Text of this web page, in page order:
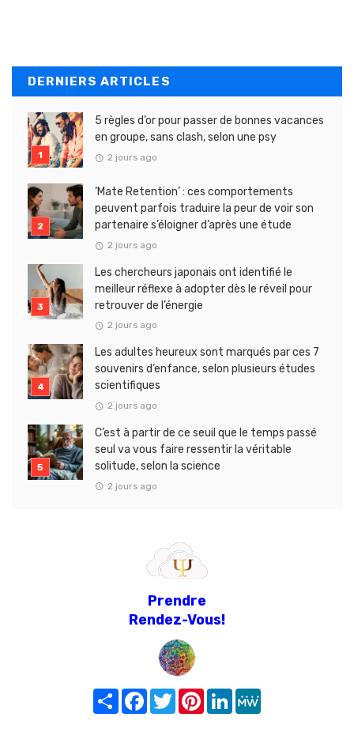
DERNIERS ARTICLES
5 règles d’or pour passer de bonnes vacances
en groupe, sans clash, selon une psy
2 jours ago
‘Mate Retention’ : ces comportements
peuvent parfois traduire la peur de voir son
partenaire s’éloigner d’après une étude
2 jours ago
Les chercheurs japonais ont identifié le
meilleur réflexe à adopter dès le réveil pour
retrouver de l’énergie
2 jours ago
Les adultes heureux sont marqués par ces 7
souvenirs d’enfance, selon plusieurs études
scientifiques
2 jours ago
C’est à partir de ce seuil que le temps passé
seul va vous faire ressentir la véritable
solitude, selon la science
2 jours ago
Prendre
Rendez-Vous!
Share FacebookTwitterPinterest
LinkedIn